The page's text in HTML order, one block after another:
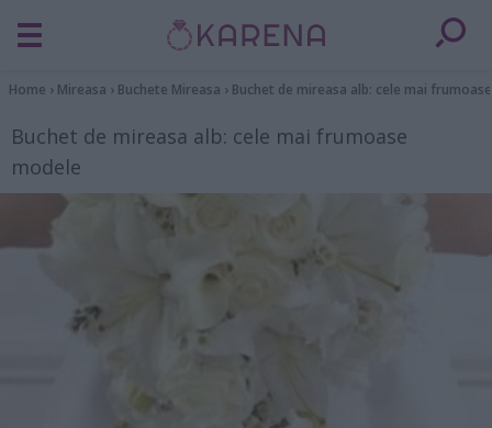
Home › Mireasa › Buchete Mireasa › Buchet de mireasa alb: cele mai
Buchet de mireasa alb: cele mai frumoase
modele